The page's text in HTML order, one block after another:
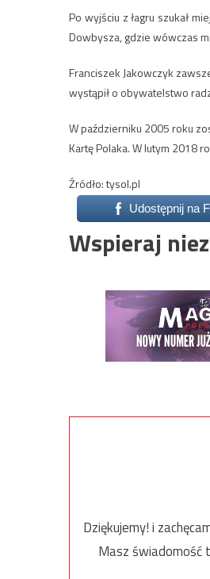
Po wyjściu z łagru szukał
Dowbysza, gdzie wówczas
Franciszek Jakowczyk
wystąpił o obywatelstwo
W październiku 2005 roku
Kartę Polaka. W lutym 2018
Źródło: tysol.pl
Udostępnij na
Wspieraj
Dziękujemy! i
Masz świadomość